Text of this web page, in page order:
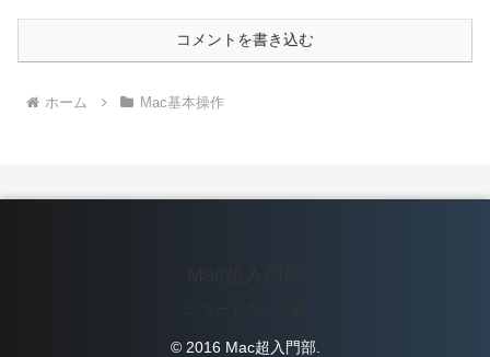
コメントを書き込む
ホーム Mac基本操作
© 2016 Mac超入門部.